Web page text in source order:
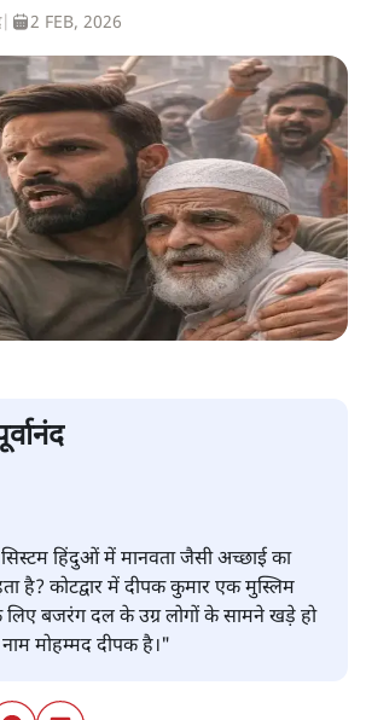
| 2 FEB, 2026
हिंदुओं में मानवता जैसी अच्छाई का
है? कोटद्वार में दीपक कुमार एक मुस्लिम
लिए बजरंग दल के उग्र लोगों के सामने खड़े हो
मोहम्मद दीपक है।"